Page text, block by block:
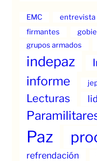
EMC entrevista
firmantes
grupos armados
indepaz
informe
Lecturas
Paz
refrendación